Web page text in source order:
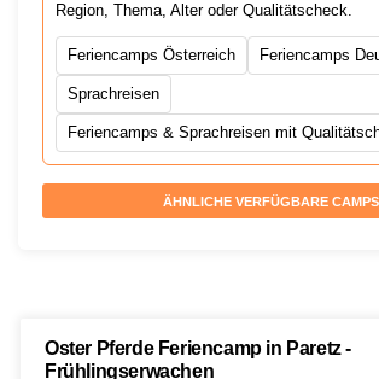
Region, Thema, Alter oder Qualitätscheck.
Feriencamps Österreich Feriencamps
Sprachreisen
Feriencamps & Sprachreisen mit
ÄHNLICHE VERFÜGBARE CAMPS
Oster Pferde Feriencamp in Paretz -
Frühlingserwachen